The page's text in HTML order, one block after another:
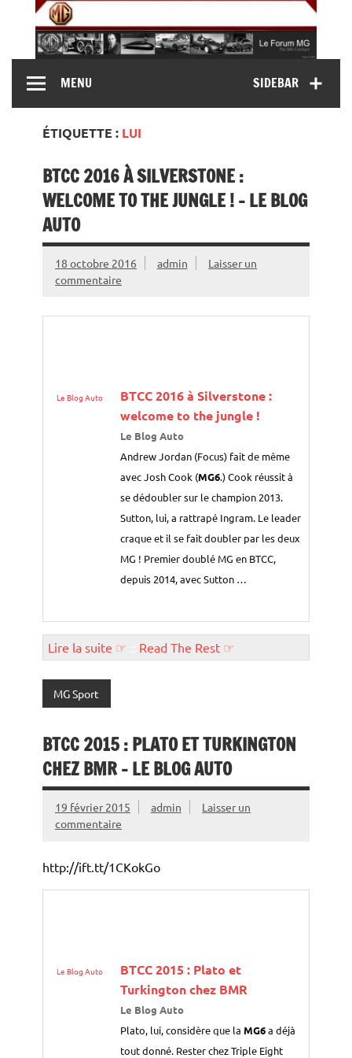
content
MG Contact
MG B, MG F, MG A, Midget…)SIDEBAR
MENU
ÉTIQUETTE : LUI
BTCC 2016 À SILVERSTONE :
WELCOME TO THE JUNGLE ! – LE BLOG
AUTO
18 octobre 2016 admin
Laisser un
commentaire
Le Blog Auto
BTCC 2016 à Silverstone :
welcome to the jungle !
Le Blog Auto
Andrew Jordan (Focus) fait de même
avec Josh Cook (MG6.) Cook réussit à
se dédoubler sur le champion 2013.
Sutton, lui, a rattrapé Ingram. Le leader
craque et il se fait doubler par les deux
MG ! Premier doublé MG en BTCC,
depuis 2014, avec Sutton …
Lire la suite ☞ Read The Rest ☞
MG Sport
BTCC 2015 : PLATO ET TURKINGTON
CHEZ BMR – LE BLOG AUTO
19 février 2015 admin
Laisser un
commentaire
http://ift.tt/1CKokGo
Le Blog Auto
BTCC 2015 : Plato et
Turkington chez BMR
Le Blog Auto
Plato, lui, considère que laMG6a déjà
tout donné. Rester chez Triple Eight